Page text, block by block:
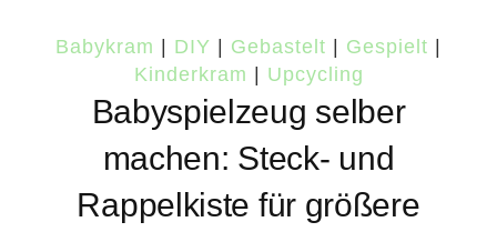
Babykram DIY Gebastelt Gespielt
Kinderkram
Upcycling
Babyspielzeug selber
machen: Steck- und
Rappelkiste für größere